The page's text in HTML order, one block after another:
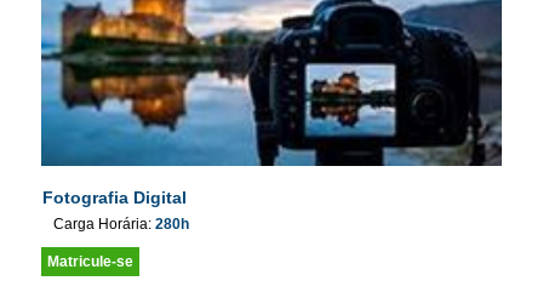
Fotografia Digital
Carga Horária: 280h
Matricule-se